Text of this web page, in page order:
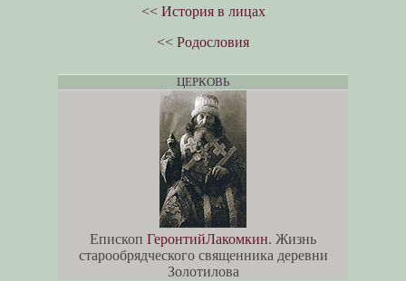
<< История в лицах
<< Родословия
ЦЕРКОВЬ
Епископ ГеронтийЛакомкин. Жизнь
старообрядческого священника деревни
Золотилова